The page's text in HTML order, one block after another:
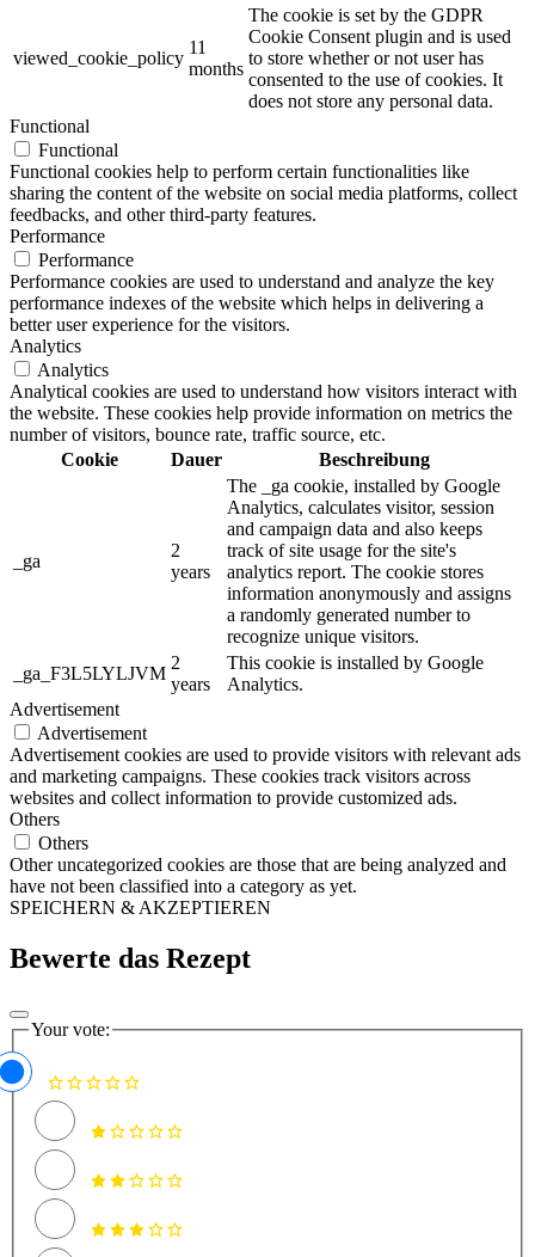
viewed_cookie_policy
11
months
The cookie is set by the GDPR
Cookie Consent plugin and is used
to store whether or not user has
consented to the use of cookies. It
does not store any personal data.
Functional
Functional
Functional cookies help to perform certain functionalities like
sharing the content of the website on social media platforms, collect
feedbacks, and other third-party features.
Performance
Performance
Performance cookies are used to understand and analyze the key
performance indexes of the website which helps in delivering a
better user experience for the visitors.
Analytics
Analytics
Analytical cookies are used to understand how visitors interact with
the website. These cookies help provide information on metrics the
number of visitors, bounce rate, traffic source, etc.
Cookie
Dauer Beschreibung
_ga
2
years
The _ga cookie, installed by Google
Analytics, calculates visitor, session
and campaign data and also keeps
track of site usage for the site's
analytics report. The cookie stores
information anonymously and assigns
a randomly generated number to
recognize unique visitors.
_ga_F3L5LYLJVM
2
years
This cookie is installed by Google
Analytics.
Advertisement
Advertisement
Advertisement cookies are used to provide visitors with relevant ads
and marketing campaigns. These cookies track visitors across
websites and collect information to provide customized ads.
Others
Others
Other uncategorized cookies are those that are being analyzed and
have not been classified into a category as yet.
SPEICHERN & AKZEPTIEREN
Bewerte das Rezept
Your vote: